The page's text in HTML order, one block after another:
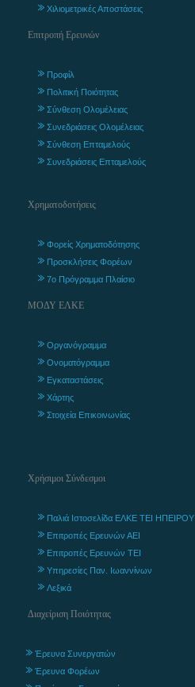
Χιλιομετρικές Αποστάσεις
Επιτροπή Ερευνών
Προφίλ
Πολιτική Ποιότητας
Σύνθεση Ολομέλειας
Συνεδριάσεις Ολομέλειας
Σύνθεση Επταμελούς
Συνεδριάσεις Επταμελούς
Χρηματοδοτήσεις
Φορείς Χρηματοδότησης
Προσκλήσεις Φορέων
7ο Πρόγραμμα Πλαίσιο
ΜΟΔΥ ΕΛΚΕ
Οργανόγραμμα
Ονοματόγραμμα
Εγκαταστάσεις
Χάρτης
Στοιχεία Επικοινωνίας
Χρήσιμοι Σύνδεσμοι
Παλιά Ιστοσελίδα ΕΛΚΕ ΤΕΙ ΗΠΕΙΡΟΥ
Επιτροπές Ερευνών ΑΕΙ
Επιτροπές Ερευνών ΤΕΙ
Υπηρεσίες Παν. Ιωαννίνων
Λεξικά
Διαχείριση Ποιότητας
Έρευνα Συνεργατών
Έρευνα Φορέων